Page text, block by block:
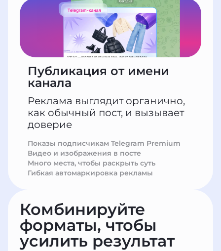
Публикация от имени
канала
Реклама выглядит органично,
как обычный пост, и вызывает
доверие
Показы подписчикам Telegram Premium
Видео и изображения в посте
Много места, чтобы раскрыть суть
Гибкая автомаркировка рекламы
Комбинируйте
форматы, чтобы
усилить результат